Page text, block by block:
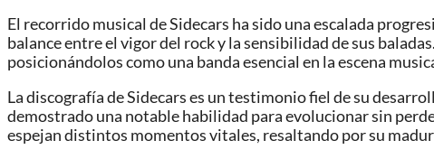
El recorrido musical de Sidecars ha sido una escalada
balance entre el vigor del rock y la sensibilidad de sus
posicionándolos como una banda esencial en la escena
La discografía de Sidecars es un testimonio fiel de su
demostrado una notable habilidad para evolucionar sin
espejan distintos momentos vitales, resaltando por su